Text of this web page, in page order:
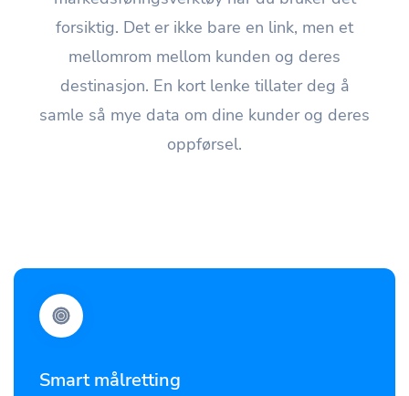
forsiktig. Det er ikke bare en link, men et
mellomrom mellom kunden og deres
destinasjon. En kort lenke tillater deg å
samle så mye data om dine kunder og deres
oppførsel.
Smart målretting